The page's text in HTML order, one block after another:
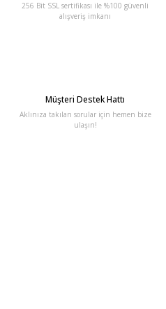
256 Bit SSL sertifikası ile %100 güvenli
alışveriş imkanı
Müşteri Destek Hattı
Aklınıza takılan sorular için hemen bize
ulaşın!